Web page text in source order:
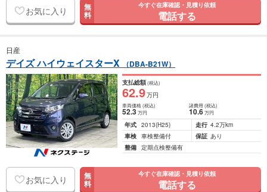
お気に入り 無
料
今すぐ在庫確認・見積り依頼
電話する
日産
デイズ ハイウェイスターX （DBA-B21W）
支払総額(税込)
62.9万円
車両価格(税込)
52.3万円
諸費用 (税込)
10.6 万円
年式 2013(H25) 走行 4.2万km
車検 車検整備付 保証 あり
整備 定期点検整備有
お気に入り 無
料
今すぐ在庫確認・見積り依頼
電話する